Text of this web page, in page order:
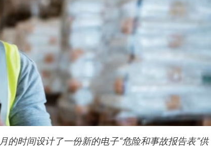
的时间设计了一份新的电子“危险和事故报告表”供